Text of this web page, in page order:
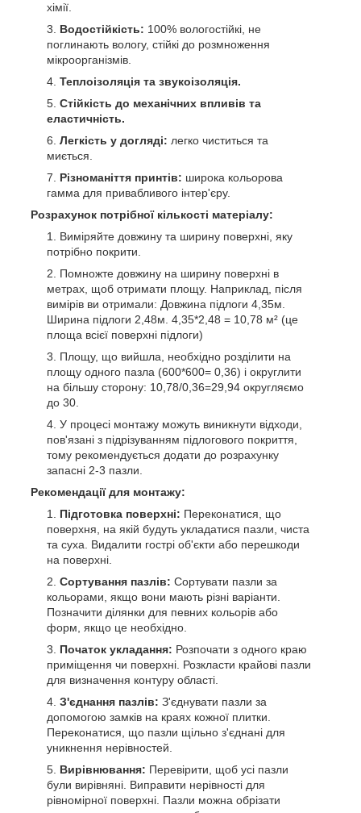
хімії.
Водостійкість: 100% вологостійкі, не
поглинають вологу, стійкі до розмноження
мікроорганізмів.
Теплоізоляція та звукоізоляція.
Стійкість до механічних впливів та
еластичність.
Легкість у догляді: легко чиститься та
миється.
Різноманіття принтів: широка кольорова
гамма для привабливого інтер'єру.
Розрахунок потрібної кількості матеріалу:
Виміряйте довжину та ширину поверхні, яку
потрібно покрити.
Помножте довжину на ширину поверхні в
метрах, щоб отримати площу. Наприклад, після
вимірів ви отримали: Довжина підлоги 4,35м.
Ширина підлоги 2,48м. 4,35*2,48 = 10,78 м² (це
площа всієї поверхні підлоги)
Площу, що вийшла, необхідно розділити на
площу одного пазла (600*600= 0,36) і округлити
на більшу сторону: 10,78/0,36=29,94 округляємо
до 30.
У процесі монтажу можуть виникнути відходи,
пов'язані з підрізуванням підлогового покриття,
тому рекомендується додати до розрахунку
запасні 2-3 пазли.
Рекомендації для монтажу:
Підготовка поверхні: Переконатися, що
поверхня, на якій будуть укладатися пазли, чиста
та суха. Видалити гострі об'єкти або перешкоди
на поверхні.
Сортування пазлів: Сортувати пазли за
кольорами, якщо вони мають різні варіанти.
Позначити ділянки для певних кольорів або
форм, якщо це необхідно.
Початок укладання: Розпочати з одного краю
приміщення чи поверхні. Розкласти крайові пазли
для визначення контуру області.
З'єднання пазлів: З'єднувати пазли за
допомогою замків на краях кожної плитки.
Переконатися, що пазли щільно з'єднані для
уникнення нерівностей.
Вирівнювання: Перевірити, щоб усі пазли
були вирівняні. Виправити нерівності для
рівномірної поверхні. Пазли можна обрізати